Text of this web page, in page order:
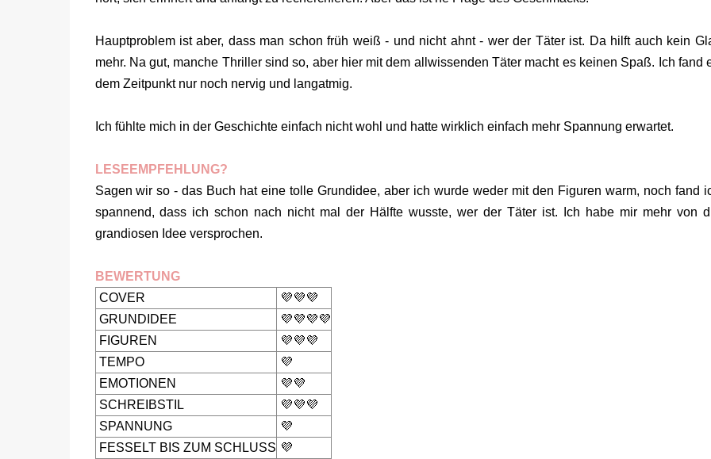
Hauptproblem ist aber, dass man schon früh weiß - und nicht ahnt - wer der Täter ist. Da hilft auch kein
mehr. Na gut, manche Thriller sind so, aber hier mit dem allwissenden Täter macht es keinen Spaß. Ich fand
dem Zeitpunkt nur noch nervig und langatmig.
Ich fühlte mich in der Geschichte einfach nicht wohl und hatte wirklich einfach mehr Spannung erwartet.
LESEEMPFEHLUNG?
Sagen wir so - das Buch hat eine tolle Grundidee, aber ich wurde weder mit den Figuren warm, noch fand
spannend, dass ich schon nach nicht mal der Hälfte wusste, wer der Täter ist. Ich habe mir mehr von
grandiosen Idee versprochen.
BEWERTUNG
COVER
💜💜💜
GRUNDIDEE
💜💜💜💜
FIGUREN
💜💜💜
TEMPO
💜
EMOTIONEN
💜💜
SCHREIBSTIL
💜💜💜
SPANNUNG
💜
FESSELT BIS ZUM SCHLUSS 💜